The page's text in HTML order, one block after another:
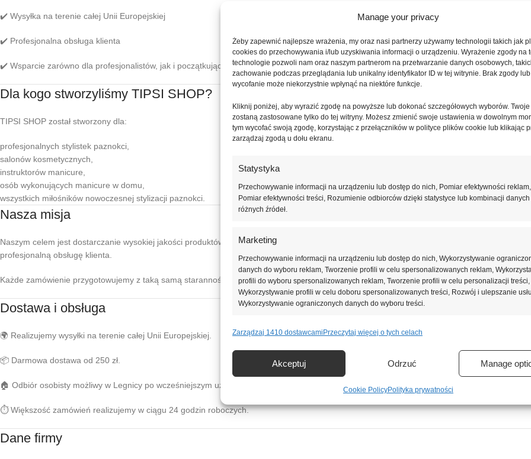
Manage your privacy
Żeby zapewnić najlepsze wrażenia, my oraz nasi partnerzy używamy technologii takich jak
cookies do przechowywania i/lub uzyskiwania informacji o urządzeniu. Wyrażenie zgody na
technologie pozwoli nam oraz naszym partnerom na przetwarzanie danych osobowych,
zachowanie podczas przeglądania lub unikalny identyfikator ID w tej witrynie. Brak zgody
wycofanie może niekorzystnie wpłynąć na niektóre funkcje.
Kliknij poniżej, aby wyrazić zgodę na powyższe lub dokonać szczegółowych wyborów.
zostaną zastosowane tylko do tej witryny. Możesz zmienić swoje ustawienia w dowolnym
tym wycofać swoją zgodę, korzystając z przełączników w polityce plików cookie lub klikając
zarządzaj zgodą u dołu ekranu.
Statystyka
Przechowywanie informacji na urządzeniu lub dostęp do nich, Pomiar efektywności reklam,
Pomiar efektywności treści, Rozumienie odbiorców dzięki statystyce lub kombinacji danych
różnych źródeł.
Marketing
Przechowywanie informacji na urządzeniu lub dostęp do nich, Wykorzystywanie
danych do wyboru reklam, Tworzenie profili w celu spersonalizowanych reklam,
profili do wyboru spersonalizowanych reklam, Tworzenie profili w celu personalizacji treści,
Wykorzystywanie profili w celu doboru spersonalizowanych treści, Rozwój i ulepszanie
Wykorzystywanie ograniczonych danych do wyboru treści.
Funkcje
Dopasowanie i łączenie danych z innych źródeł, Łączenie różnych urządzeń,
Identyfikacja urządzeń na podstawie informacji przesyłanych automatycznie.
Zapewnienie bezpieczeństwa, zapobieganie oszustwom i
naprawianie błędów, Dostarczanie i prezentowanie reklam i treści,
Zarządzaj 1410 dostawcami Przeczytaj więcej o tych celach
Akceptuj Odrzuć Manage
Cookie PolicyPolityka prywatności
✔️ Wysyłka na terenie całej Unii Europejskiej
✔️ Profesjonalna obsługa klienta
✔️ Wsparcie zarówno dla profesjonalistów, jak i początkujących
Dla kogo stworzyliśmy TIPSI SHOP?
TIPSI SHOP został stworzony dla:
profesjonalnych stylistek paznokci,
salonów kosmetycznych,
instruktorów manicure,
osób wykonujących manicure w domu,
wszystkich miłośników nowoczesnej stylizacji paznokci.
Nasza misja
Naszym celem jest dostarczanie wysokiej jakości produktów do manicure, które pozwalają tworzyć trwałe, bezpieczne i estetyczne stylizacje
profesjonalną obsługę klienta.
Każde zamówienie przygotowujemy z taką samą starannością, jakbyśmy przygotowywali je dla siebie.
Dostawa i obsługa
🌍 Realizujemy wysyłki na terenie całej Unii Europejskiej.
📦 Darmowa dostawa od 250 zł.
🏠 Odbiór osobisty możliwy w Legnicy po wcześniejszym uzgodnieniu.
⏱️ Większość zamówień realizujemy w ciągu 24 godzin roboczych.
Dane firmy